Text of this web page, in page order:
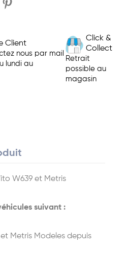
Client
nous par mail
lundi au
Click &
Collect
Retrait
possible au
magasin
W639 et Metris
suivant :
Metris Modeles depuis